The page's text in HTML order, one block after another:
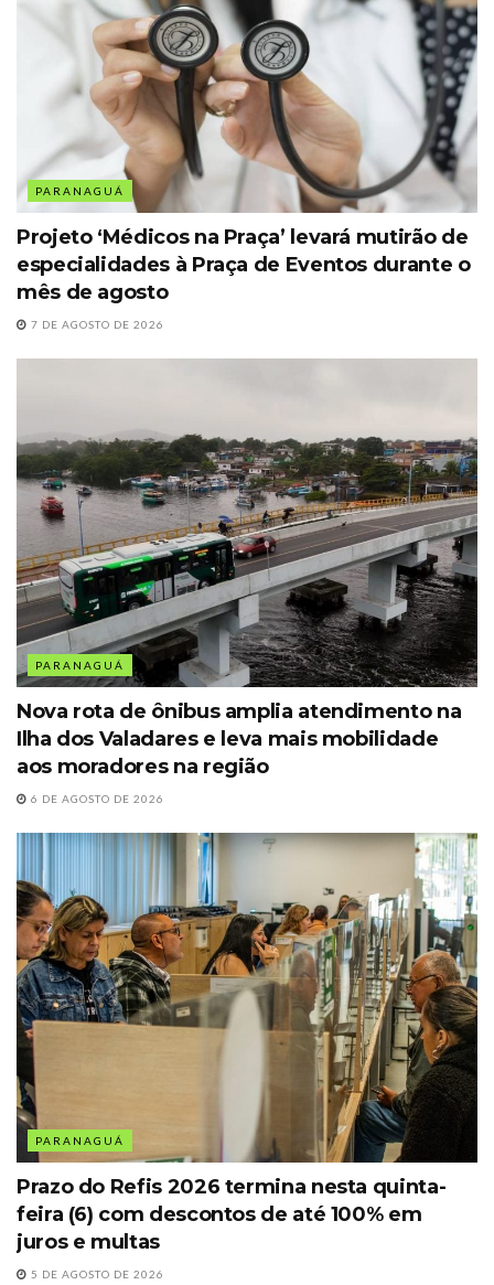
PARANAGUÁ
Projeto ‘Médicos na Praça’ levará mutirão de
especialidades à Praça de Eventos durante o
mês de agosto
7 DE AGOSTO DE 2026
PARANAGUÁ
Nova rota de ônibus amplia atendimento na
Ilha dos Valadares e leva mais mobilidade
aos moradores na região
6 DE AGOSTO DE 2026
PARANAGUÁ
Prazo do Refis 2026 termina nesta quinta-
feira (6) com descontos de até 100% em
juros e multas
5 DE AGOSTO DE 2026